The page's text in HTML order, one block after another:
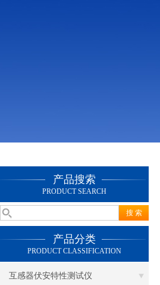
产品搜索
PRODUCT SEARCH
产品分类
PRODUCT CLASSIFICATION
互感器伏安特性测试仪